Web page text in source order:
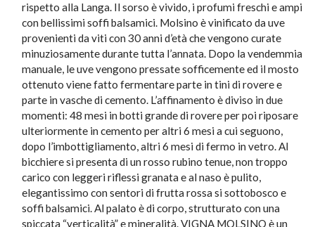
rispetto alla Langa. Il sorso è vivido, i profumi freschi e ampi
con bellissimi soffi balsamici. Molsino è vinificato da uve
provenienti da viti con 30 anni d’età che vengono curate
minuziosamente durante tutta l’annata. Dopo la vendemmia
manuale, le uve vengono pressate sofficemente ed il mosto
ottenuto viene fatto fermentare parte in tini di rovere e
parte in vasche di cemento. L’affinamento è diviso in due
momenti: 48 mesi in botti grande di rovere per poi riposare
ulteriormente in cemento per altri 6 mesi a cui seguono,
dopo l’imbottigliamento, altri 6 mesi di fermo in vetro. Al
bicchiere si presenta di un rosso rubino tenue, non troppo
carico con leggeri riflessi granata e al naso è pulito,
elegantissimo con sentori di frutta rossa si sottobosco e
soffi balsamici. Al palato è di corpo, strutturato con una
spiccata “verticalità” e mineralità. VIGNA MOLSINO è un